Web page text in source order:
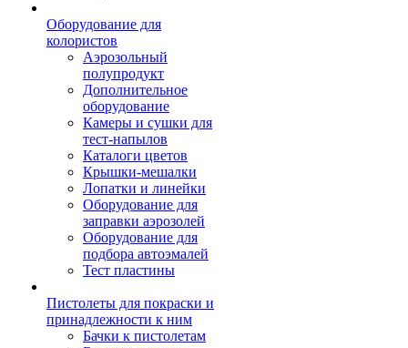
Оборудование для
колористов
Аэрозольный
полупродукт
Дополнительное
оборудование
Камеры и сушки для
тест-напылов
Каталоги цветов
Крышки-мешалки
Лопатки и линейки
Оборудование для
заправки аэрозолей
Оборудование для
подбора автоэмалей
Тест пластины
Пистолеты для покраски и
принадлежности к ним
Бачки к пистолетам